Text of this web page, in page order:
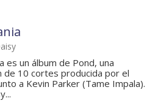
es un álbum de Pond, una
de 10 cortes producida por el
a Kevin Parker (Tame Impala).